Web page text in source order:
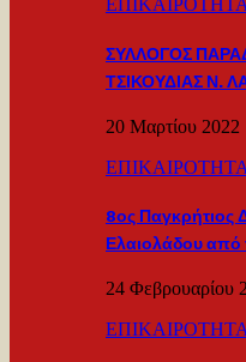
ΕΠΙΚΑΙΡΟΤΗΤΑ
ΣΥΛΛΟΓΟΣ
ΤΣΙΚΟΥΔΙΑΣ Ν.
20 Μαρτίου 2022
ΕΠΙΚΑΙΡΟΤΗΤΑ
8ος Παγκρήτιος
Ελαιολάδου από
24 Φεβρουαρίου
ΕΠΙΚΑΙΡΟΤΗΤΑ